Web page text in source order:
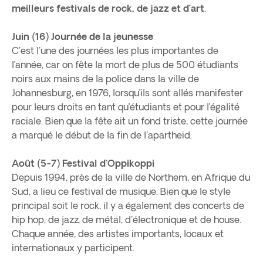
meilleurs festivals de rock, de jazz et d’art.
Juin (16) Journée de la jeunesse
C'est l'une des journées les plus importantes de
l’année, car on fête la mort de plus de 500 étudiants
noirs aux mains de la police dans la ville de
Johannesburg, en 1976, lorsqu’ils sont allés manifester
pour leurs droits en tant qu’étudiants et pour l’égalité
raciale. Bien que la fête ait un fond triste, cette journée
a marqué le début de la fin de l'apartheid.
Août (5-7) Festival d'Oppikoppi
Depuis 1994, près de la ville de Northem, en Afrique du
Sud, a lieu ce festival de musique. Bien que le style
principal soit le rock, il y a également des concerts de
hip hop, de jazz, de métal, d'électronique et de house.
Chaque année, des artistes importants, locaux et
internationaux y participent.